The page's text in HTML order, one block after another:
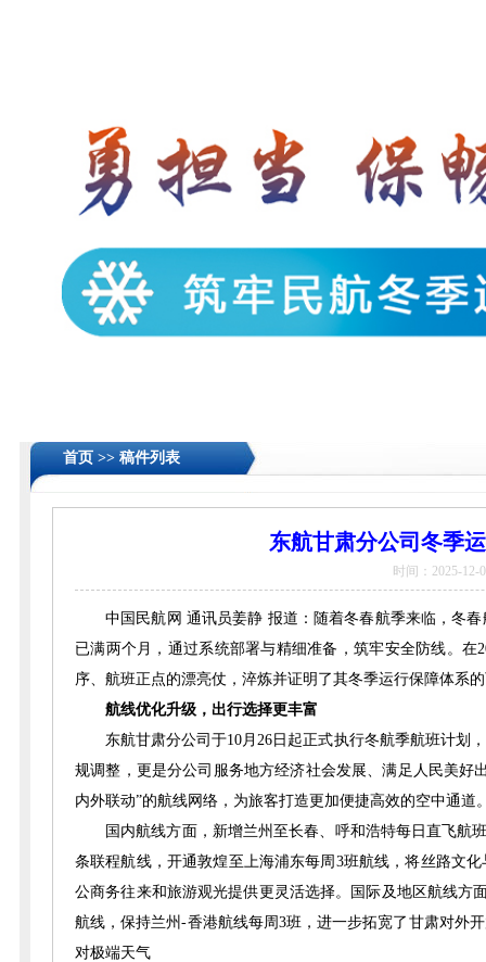
首页 >> 稿件列表
东航甘肃分公司冬季
时间：2025-12-
中国民航网 通讯员姜静 报道：随着冬春航季来临，冬
已满两个月，通过系统部署与精细准备，筑牢安全防线。
序、航班正点的漂亮仗，淬炼并证明了其冬季运行保障体系
航线优化升级，出行选择更丰富
东航甘肃分公司于10月26日起正式执行冬航季航班计划
规调整，更是分公司服务地方经济社会发展、满足人民美好
内外联动”的航线网络，为旅客打造更加便捷高效的空中通道
国内航线方面，新增兰州至长春、呼和浩特每日直飞航
条联程航线，开通敦煌至上海浦东每周3班航线，将丝路文
公商务往来和旅游观光提供更灵活选择。国际及地区航线方
航线，保持兰州-香港航线每周3班，进一步拓宽了甘肃对外
对极端天气